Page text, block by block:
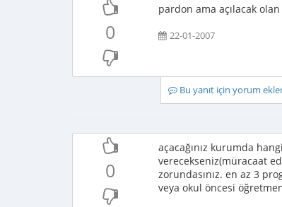
0
pardon ama açılacak
22-01-2007
Bu yanıt için yorum
0
açacağınız kurumda
verecekseniz(müracaat
zorundasınız. en az 3
veya okul öncesi